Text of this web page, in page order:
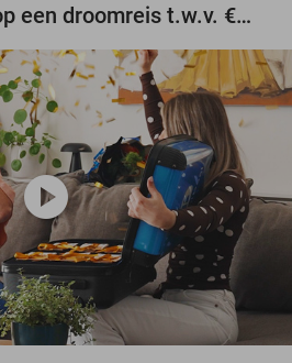
Maak gratis kans op een droomreis t.w.v. €3.000!
play_circle